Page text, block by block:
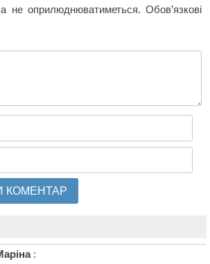
не оприлюднюватиметься. Обов’язкові
: